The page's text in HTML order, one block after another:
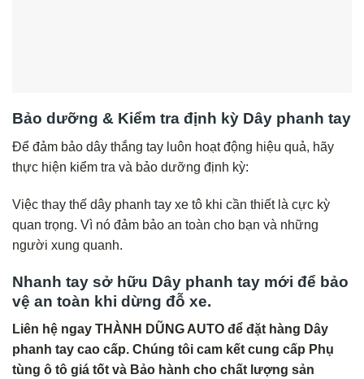
Bảo dưỡng & Kiểm tra định kỳ Dây phanh tay
Để đảm bảo dây thắng tay luôn hoạt động hiệu quả, hãy
thực hiện kiểm tra và bảo dưỡng định kỳ:
Việc thay thế dây phanh tay xe tô khi cần thiết là cực kỳ
quan trọng. Vì nó đảm bảo an toàn cho bạn và những
người xung quanh.
Nhanh tay sở hữu Dây phanh tay mới để bảo
vệ an toàn khi dừng đỗ xe.
Liên hệ ngay THÀNH DŨNG AUTO để đặt hàng Dây
phanh tay cao cấp. Chúng tôi cam kết cung cấp Phụ
tùng ô tô giá tốt và Bảo hành cho chất lượng sản